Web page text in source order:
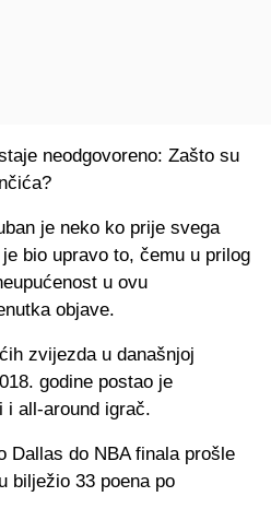
neodgovoreno: Zašto su
je neko ko prije svega
bio upravo to, čemu u prilog
u ovu
objave.
zvijezda u današnjoj
godine postao je
i all-around igrač.
Dallas do NBA finala prošle
bilježio 33 poena po